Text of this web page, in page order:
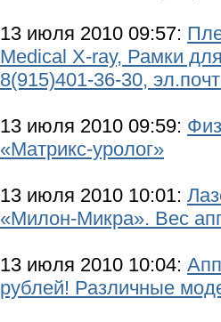
13 июля 2010 09:57:
Medical X-ray, Рамки
8(915)401-36-30,
13 июля 2010 09:59:
«Матрикс-уролог»
13 июля 2010 10:01:
«Милон-Микра». Вес
13 июля 2010 10:04:
рублей! Различные